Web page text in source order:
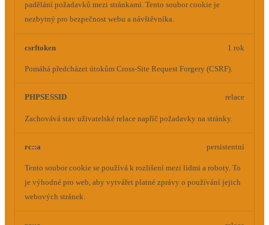
padělání požadavků mezi stránkami. Tento soubor cookie je
nezbytný pro bezpečnost webu a návštěvníka.
csrftoken
Pomáhá předcházet útokům Cross-Site Request Forgery (CSRF).
1 rok
PHPSESSID
Zachovává stav uživatelské relace napříč požadavky na stránky.
relace
rc::a
Tento soubor cookie se používá k rozlišení mezi lidmi a roboty. To
je výhodné pro web, aby vytvářet platné zprávy o používání jejich
webových stránek.
persistentní